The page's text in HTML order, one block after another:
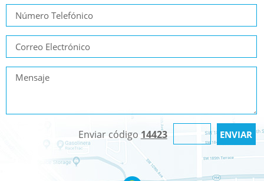
Enviar código 14423